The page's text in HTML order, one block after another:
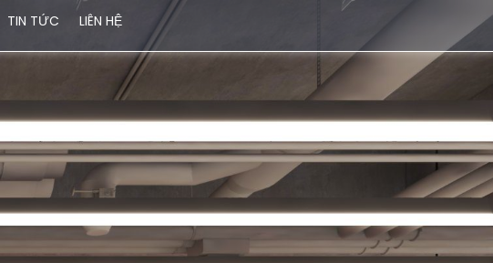
TIN TỨC LIÊN HỆ